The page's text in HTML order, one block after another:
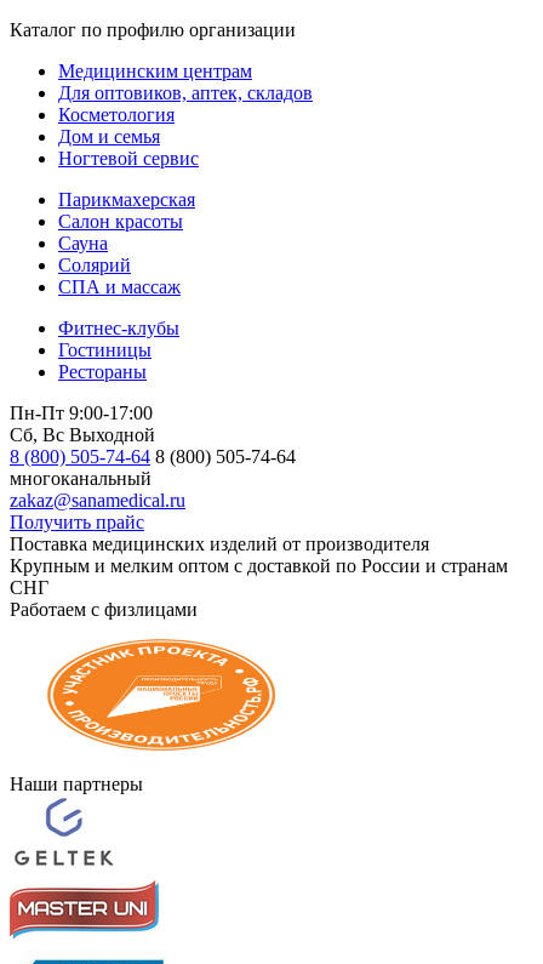
Каталог по профилю организации
Медицинским центрам
Для оптовиков, аптек, складов
Косметология
Дом и семья
Ногтевой сервис
Парикмахерская
Салон красоты
Сауна
Солярий
СПА и массаж
Фитнес-клубы
Гостиницы
Рестораны
Пн-Пт 9:00-17:00
Сб, Вс Выходной
8 (800) 505-74-64 8 (800) 505-74-64
многоканальный
zakaz@sanamedical.ru
Получить прайс
Поставка медицинских изделий от производителя
Крупным и мелким оптом с доставкой по России и странам
СНГ
Работаем с физлицами
Наши партнеры